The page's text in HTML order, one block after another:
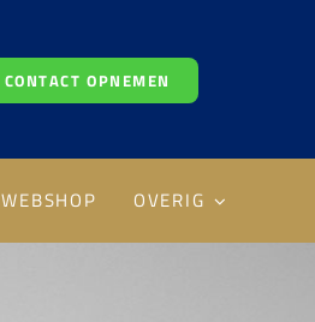
CONTACT OPNEMEN
WEBSHOP OVERIG